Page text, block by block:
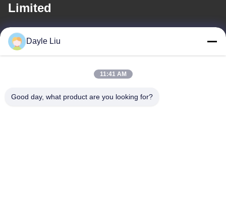
Limited
이메일
power06@szzhpower.com
우리 주소
Dayle Liu
11:41 AM
Good day, what product are you looking for?